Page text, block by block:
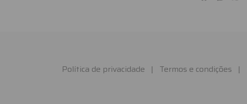
Política de privacidade | Termos e condições |